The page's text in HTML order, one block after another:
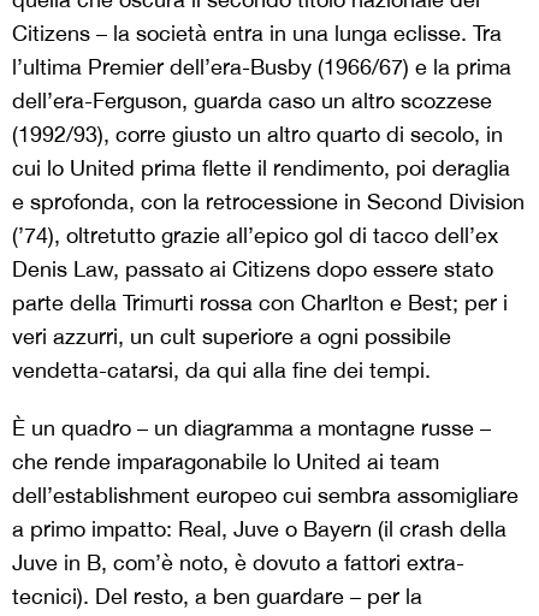
Citizens – la società entra in una lunga eclisse. Tra
l’ultima Premier dell’era-Busby (1966/67) e la prima
dell’era-Ferguson, guarda caso un altro scozzese
(1992/93), corre giusto un altro quarto di secolo, in
cui lo United prima flette il rendimento, poi deraglia
e sprofonda, con la retrocessione in Second Division
(’74), oltretutto grazie all’epico gol di tacco dell’ex
Denis Law, passato ai Citizens dopo essere stato
parte della Trimurti rossa con Charlton e Best; per i
veri azzurri, un cult superiore a ogni possibile
vendetta-catarsi, da qui alla fine dei tempi.
È un quadro – un diagramma a montagne russe –
che rende imparagonabile lo United ai team
dell’establishment europeo cui sembra assomigliare
a primo impatto: Real, Juve o Bayern (il crash della
Juve in B, com’è noto, è dovuto a fattori extra-
tecnici). Del resto, a ben guardare – per la